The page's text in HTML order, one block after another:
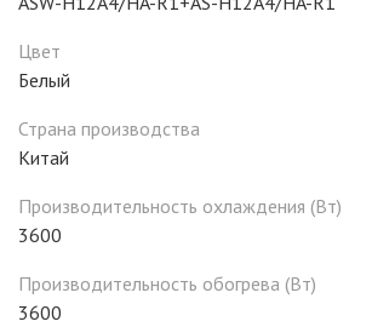
Цвет
Белый
Страна производства
Китай
Производительность охлаждения (Вт)
3600
Производительность обогрева (Вт)
3600